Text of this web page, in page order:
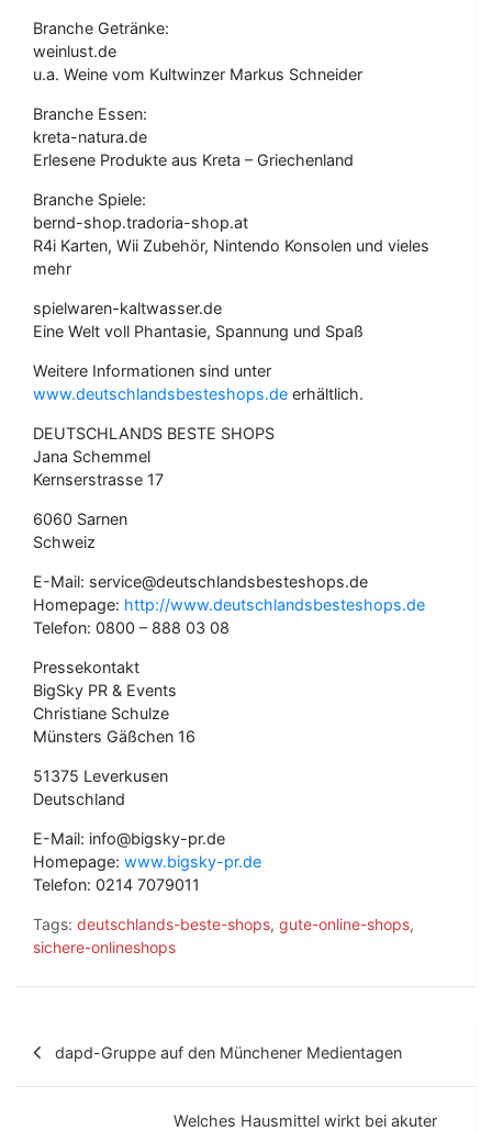
Branche Getränke:
weinlust.de
u.a. Weine vom Kultwinzer Markus Schneider
Branche Essen:
kreta-natura.de
Erlesene Produkte aus Kreta – Griechenland
Branche Spiele:
bernd-shop.tradoria-shop.at
R4i Karten, Wii Zubehör, Nintendo Konsolen und vieles
mehr
spielwaren-kaltwasser.de
Eine Welt voll Phantasie, Spannung und Spaß
Weitere Informationen sind unter
www.deutschlandsbesteshops.de erhältlich.
DEUTSCHLANDS BESTE SHOPS
Jana Schemmel
Kernserstrasse 17
6060 Sarnen
Schweiz
E-Mail: service@deutschlandsbesteshops.de
Homepage: http://www.deutschlandsbesteshops.de
Telefon: 0800 – 888 03 08
Pressekontakt
BigSky PR & Events
Christiane Schulze
Münsters Gäßchen 16
51375 Leverkusen
Deutschland
E-Mail: info@bigsky-pr.de
Homepage: www.bigsky-pr.de
Telefon: 0214 7079011
Tags: deutschlands-beste-shops, gute-online-shops,
sichere-onlineshops
dapd-Gruppe auf den Münchener Medientagen
Welches Hausmittel wirkt bei akuter